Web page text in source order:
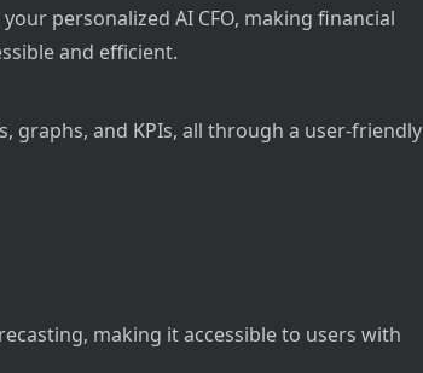
personalized AI CFO, making financial
and efficient.
graphs, and KPIs, all through a user-friendly
making it accessible to users with